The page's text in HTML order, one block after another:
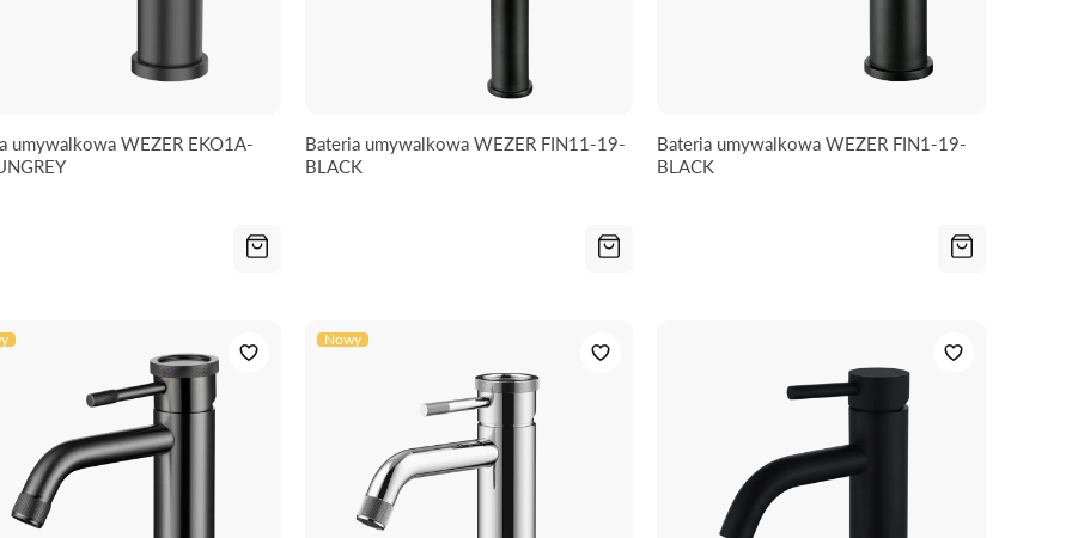
umywalkowa WEZER EKO1A-
Bateria umywalkowa WEZER FIN11-19-
BLACK
Bateria umywalkowa WEZER FIN1-19-
BLACK
Nowy